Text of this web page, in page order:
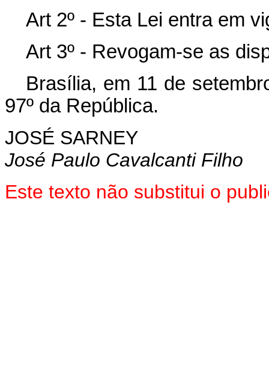
Art 2º - Esta Lei entra em
Art 3º - Revogam-se as
Brasília, em 11 de
97º da República.
JOSÉ SARNEY
José Paulo Cavalcanti Filho
Este texto não substitui o